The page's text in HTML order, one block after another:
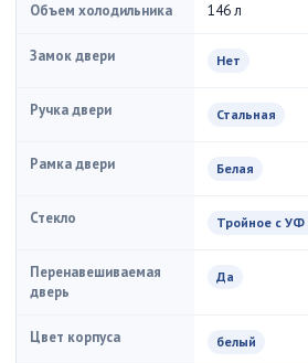
Объем холодильника 146 л
Замок двери Нет
Ручка двери Стальная
Рамка двери Белая
Стекло Тройное с
Перенавешиваемая
дверь
Да
Цвет корпуса белый